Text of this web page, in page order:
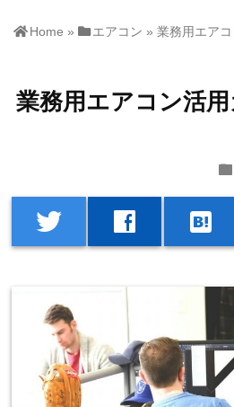
Home » エアコン »業務用エア
業務用エアコン活
folder
twitter facebook hatenabookmark